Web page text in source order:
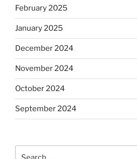
February 2025
January 2025
December 2024
November 2024
October 2024
September 2024